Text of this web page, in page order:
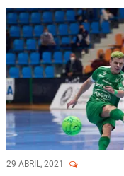
29 ABRIL, 2021